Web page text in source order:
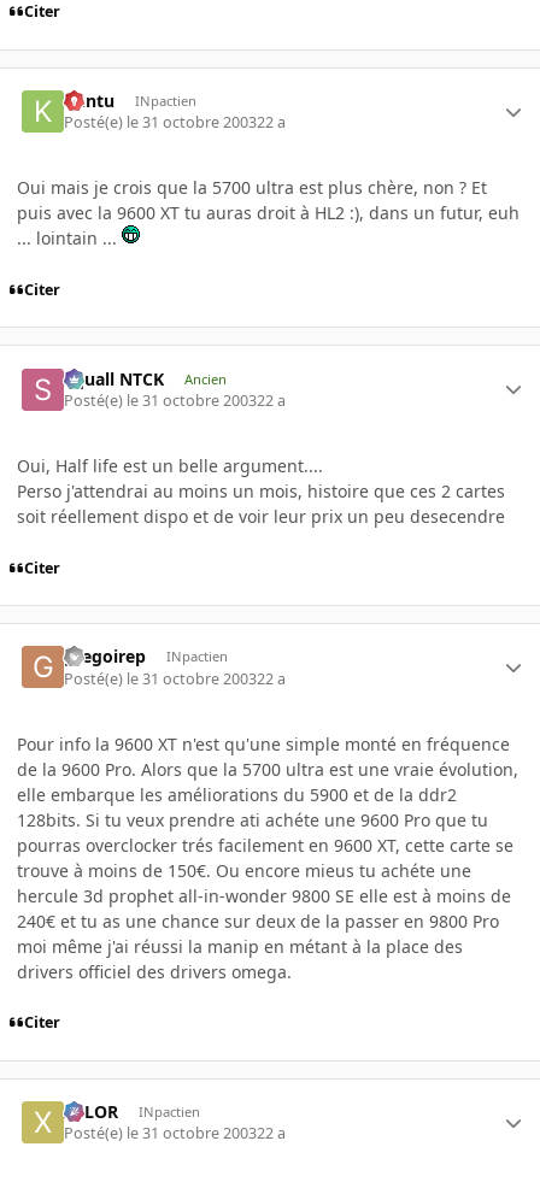
Citer
Kuntu INpactien
Posté(e) le 31 octobre 200322 a
Oui mais je crois que la 5700 ultra est plus chère, non ? Et
puis avec la 9600 XT tu auras droit à HL2 :), dans un futur, euh
... lointain ...
Citer
Squall NTCK Ancien
Posté(e) le 31 octobre 200322 a
Oui, Half life est un belle argument....
Perso j'attendrai au moins un mois, histoire que ces 2 cartes
soit réellement dispo et de voir leur prix un peu desecendre
Citer
gregoirep INpactien
Posté(e) le 31 octobre 200322 a
Pour info la 9600 XT n'est qu'une simple monté en fréquence
de la 9600 Pro. Alors que la 5700 ultra est une vraie évolution,
elle embarque les améliorations du 5900 et de la ddr2
128bits. Si tu veux prendre ati achéte une 9600 Pro que tu
pourras overclocker trés facilement en 9600 XT, cette carte se
trouve à moins de 150€. Ou encore mieus tu achéte une
hercule 3d prophet all-in-wonder 9800 SE elle est à moins de
240€ et tu as une chance sur deux de la passer en 9800 Pro
moi même j'ai réussi la manip en métant à la place des
drivers officiel des drivers omega.
Citer
XELOR INpactien
Posté(e) le 31 octobre 200322 a